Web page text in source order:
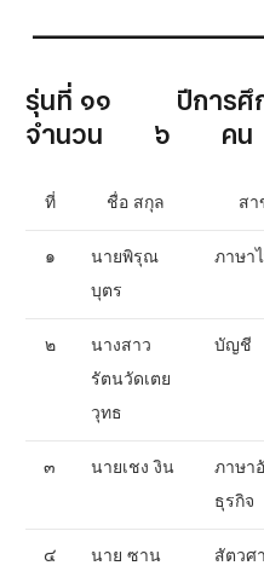
รุ่นที่ ๑๑ ปีการศึก
จำนวน ๖ คน
ที่ ชื่อ สกุล สา
๑
นายพิรุณ
บุตร
ภาษา
๒
นางสาว
รัตนวัดเตย
วุทธ
บัญชี
๓ นายเชง งิน
ภาษา
ธุรกิจ
๔
นาย ซาน
สัตวศ